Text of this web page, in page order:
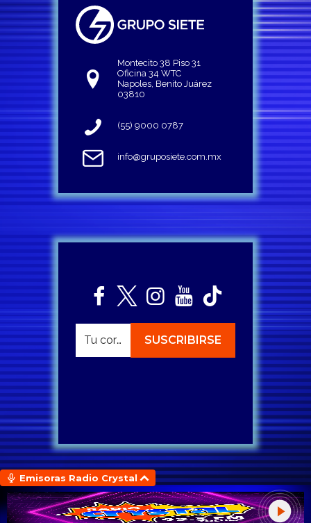
Montecito 38 Piso 31
Oficina 34 WTC
Napoles, Benito Juárez
03810
(55) 9000 0787
info@gruposiete.com.mx
Emisoras Radio Crystal